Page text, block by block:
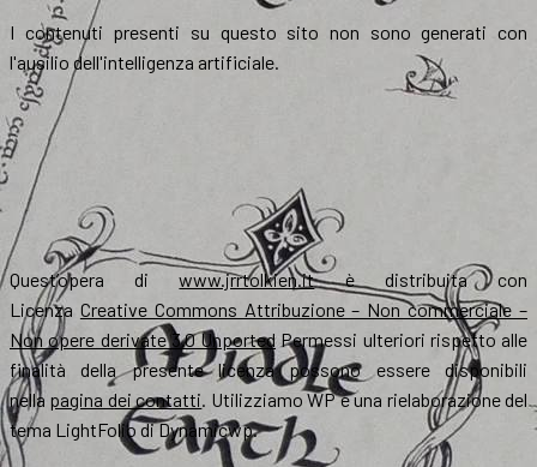
I contenuti presenti su questo sito non sono generati con
l'ausilio dell'intelligenza artificiale.
Quest’opera diwww.jrrtolkien.itè distribuita con
Licenza Creative Commons Attribuzione – Non commerciale –
Non opere derivate 3.0 UnportedPermessi ulteriori rispetto alle
finalità della presente licenza possono essere disponibili
nella pagina dei contatti. Utilizziamo WP e una rielaborazione del
tema LightFolio di Dynamicwp.